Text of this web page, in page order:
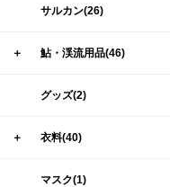
サルカン(26)
＋ 鮎・渓流用品(46)
グッズ(2)
＋ 衣料(40)
マスク(1)